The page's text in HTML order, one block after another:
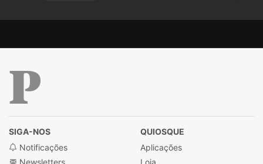
SIGA-NOS
Notificações
Newsletters
QUIOSQUE
Aplicações
Loja